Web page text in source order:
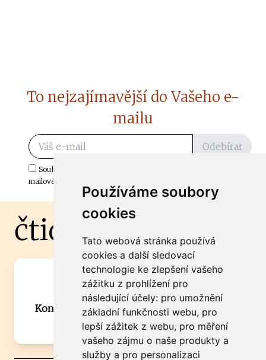
Používáme soubory
cookies
Tato webová stránka používá
cookies a další sledovací
technologie ke zlepšení vašeho
zážitku z prohlížení pro
následující účely: pro umožnění
základní funkčnosti webu, pro
lepší zážitek z webu, pro měření
vašeho zájmu o naše produkty a
služby a pro personalizaci
To nejzajímavější do Vašeho e-
mailu
Odebírat
Souhlasím s odběrem důležitých zpráv ze ČtiDoma.cz do mé e-
mailové schránky.
čtidoma.cz
Máte zajímavou informaci? Chcete
spolupracovat?
Kontaktujte šéfredaktora Martina Chalupu:
chalupa@ctidoma.cz